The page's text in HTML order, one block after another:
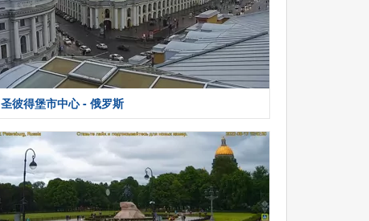
圣彼得堡市中心 - 俄罗斯